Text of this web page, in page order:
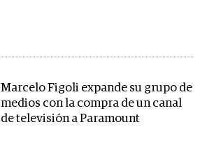
Marcelo Figoli expande su grupo de
medios con la compra de un canal
de televisión a Paramount